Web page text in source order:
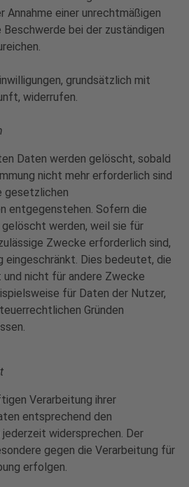
Annahme einer unrechtmäßigen
bei der zuständigen
grundsätzlich mit
widerrufen.
Daten werden gelöscht, sobald
nicht mehr erforderlich sind
gesetzlichen
entgegenstehen. Sofern die
werden, weil sie für
Zwecke erforderlich sind,
eingeschränkt. Dies bedeutet, die
nicht für andere Zwecke
für Daten der Nutzer,
Gründen
Verarbeitung ihrer
entsprechend den
widersprechen. Der
gegen die Verarbeitung für
erfolgen.